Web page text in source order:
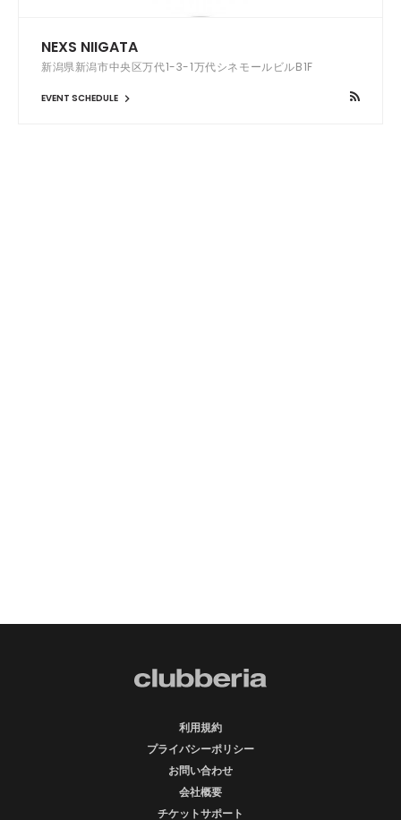
NEXS NIIGATA
新潟県新潟市中央区万代1-3-1万代シネモールビルB1F
EVENT SCHEDULE
利用規約
プライバシーポリシー
お問い合わせ
会社概要
チケットサポート